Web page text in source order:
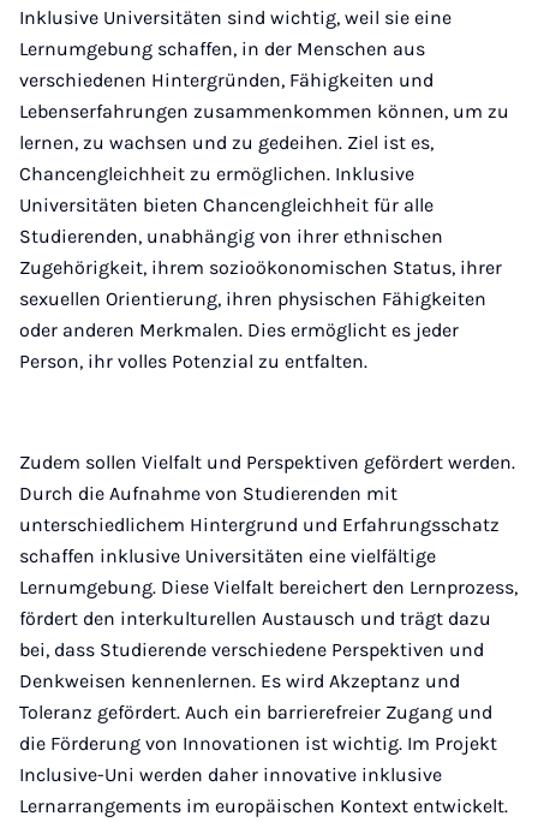
Inklusive Universitäten sind wichtig, weil sie eine
Lernumgebung schaffen, in der Menschen aus
verschiedenen Hintergründen, Fähigkeiten und
Lebenserfahrungen zusammenkommen können, um zu
lernen, zu wachsen und zu gedeihen. Ziel ist es,
Chancengleichheit zu ermöglichen. Inklusive
Universitäten bieten Chancengleichheit für alle
Studierenden, unabhängig von ihrer ethnischen
Zugehörigkeit, ihrem sozioökonomischen Status, ihrer
sexuellen Orientierung, ihren physischen Fähigkeiten
oder anderen Merkmalen. Dies ermöglicht es jeder
Person, ihr volles Potenzial zu entfalten.
Zudem sollen Vielfalt und Perspektiven gefördert werden.
Durch die Aufnahme von Studierenden mit
unterschiedlichem Hintergrund und Erfahrungsschatz
schaffen inklusive Universitäten eine vielfältige
Lernumgebung. Diese Vielfalt bereichert den Lernprozess,
fördert den interkulturellen Austausch und trägt dazu
bei, dass Studierende verschiedene Perspektiven und
Denkweisen kennenlernen. Es wird Akzeptanz und
Toleranz gefördert. Auch ein barrierefreier Zugang und
die Förderung von Innovationen ist wichtig. Im Projekt
Inclusive-Uni werden daher innovative inklusive
Lernarrangements im europäischen Kontext entwickelt.